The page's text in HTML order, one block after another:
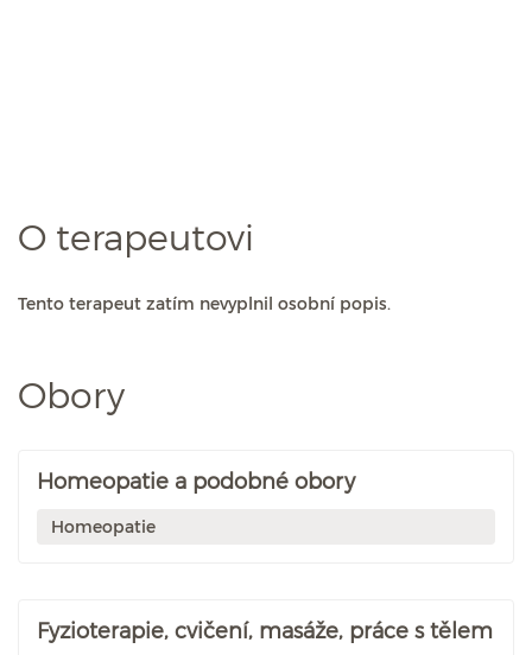
O terapeutovi
Tento terapeut zatím nevyplnil osobní popis.
Obory
Homeopatie a podobné obory
Homeopatie
Fyzioterapie, cvičení, masáže, práce s tělem